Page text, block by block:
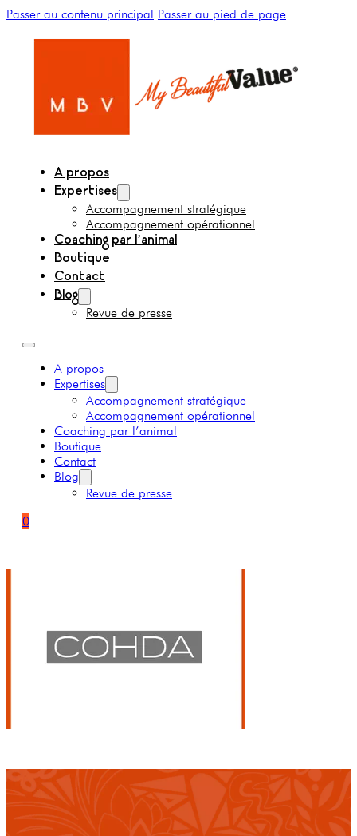
Passer au contenu principal Passer au pied de page
A propos
Expertises
Accompagnement stratégique
Accompagnement opérationnel
Coaching par l’animal
Boutique
Contact
Blog
Revue de presse
A propos
Expertises
Accompagnement stratégique
Accompagnement opérationnel
Coaching par l’animal
Boutique
Contact
Blog
Revue de presse
0